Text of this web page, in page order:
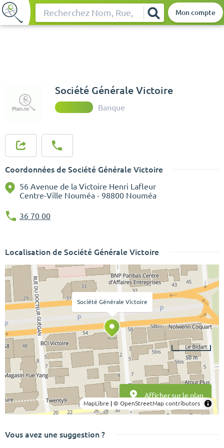
Rechercher Mon compte
Société Générale Victoire
Banque
Coordonnées de Société Générale Victoire
56 Avenue de la Victoire Henri Lafleur
Centre-Ville Nouméa - 98800 Nouméa
36 70 00
Localisation de Société Générale Victoire
50 m
MapLibre | © OpenStreetMap contributors
Société Générale Victoire
Afficher sur le plan
Vous avez une suggestion ?